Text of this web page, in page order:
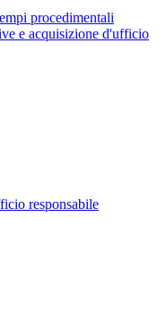
procedimentali
e acquisizione d'ufficio
responsabile